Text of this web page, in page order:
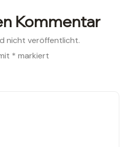
Kommentar
nicht veröffentlicht.
* markiert